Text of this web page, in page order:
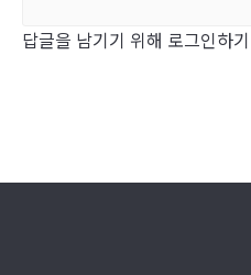
답글을 남기기 위해 로그인하기